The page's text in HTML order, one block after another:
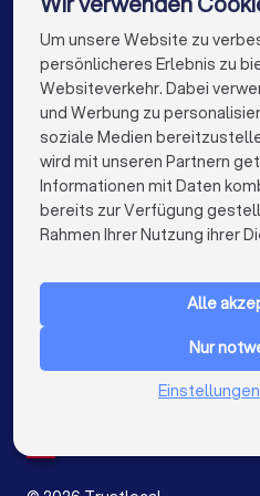
Die besten
info@trustlocal.de
FÜR PRIVATPERSONEN
Niederlande
Um unsere Website zu
persönlicheres Erlebnis zu
Websiteverkehr. Dabei
und Werbung zu
soziale Medien
wird mit unseren Partnern
Informationen mit Daten
bereits zur Verfügung
Rahmen Ihrer Nutzung ihrer
Alle
Nur